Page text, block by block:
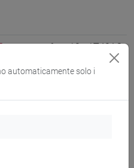
6 su 12 LT40AC
automaticamente solo i